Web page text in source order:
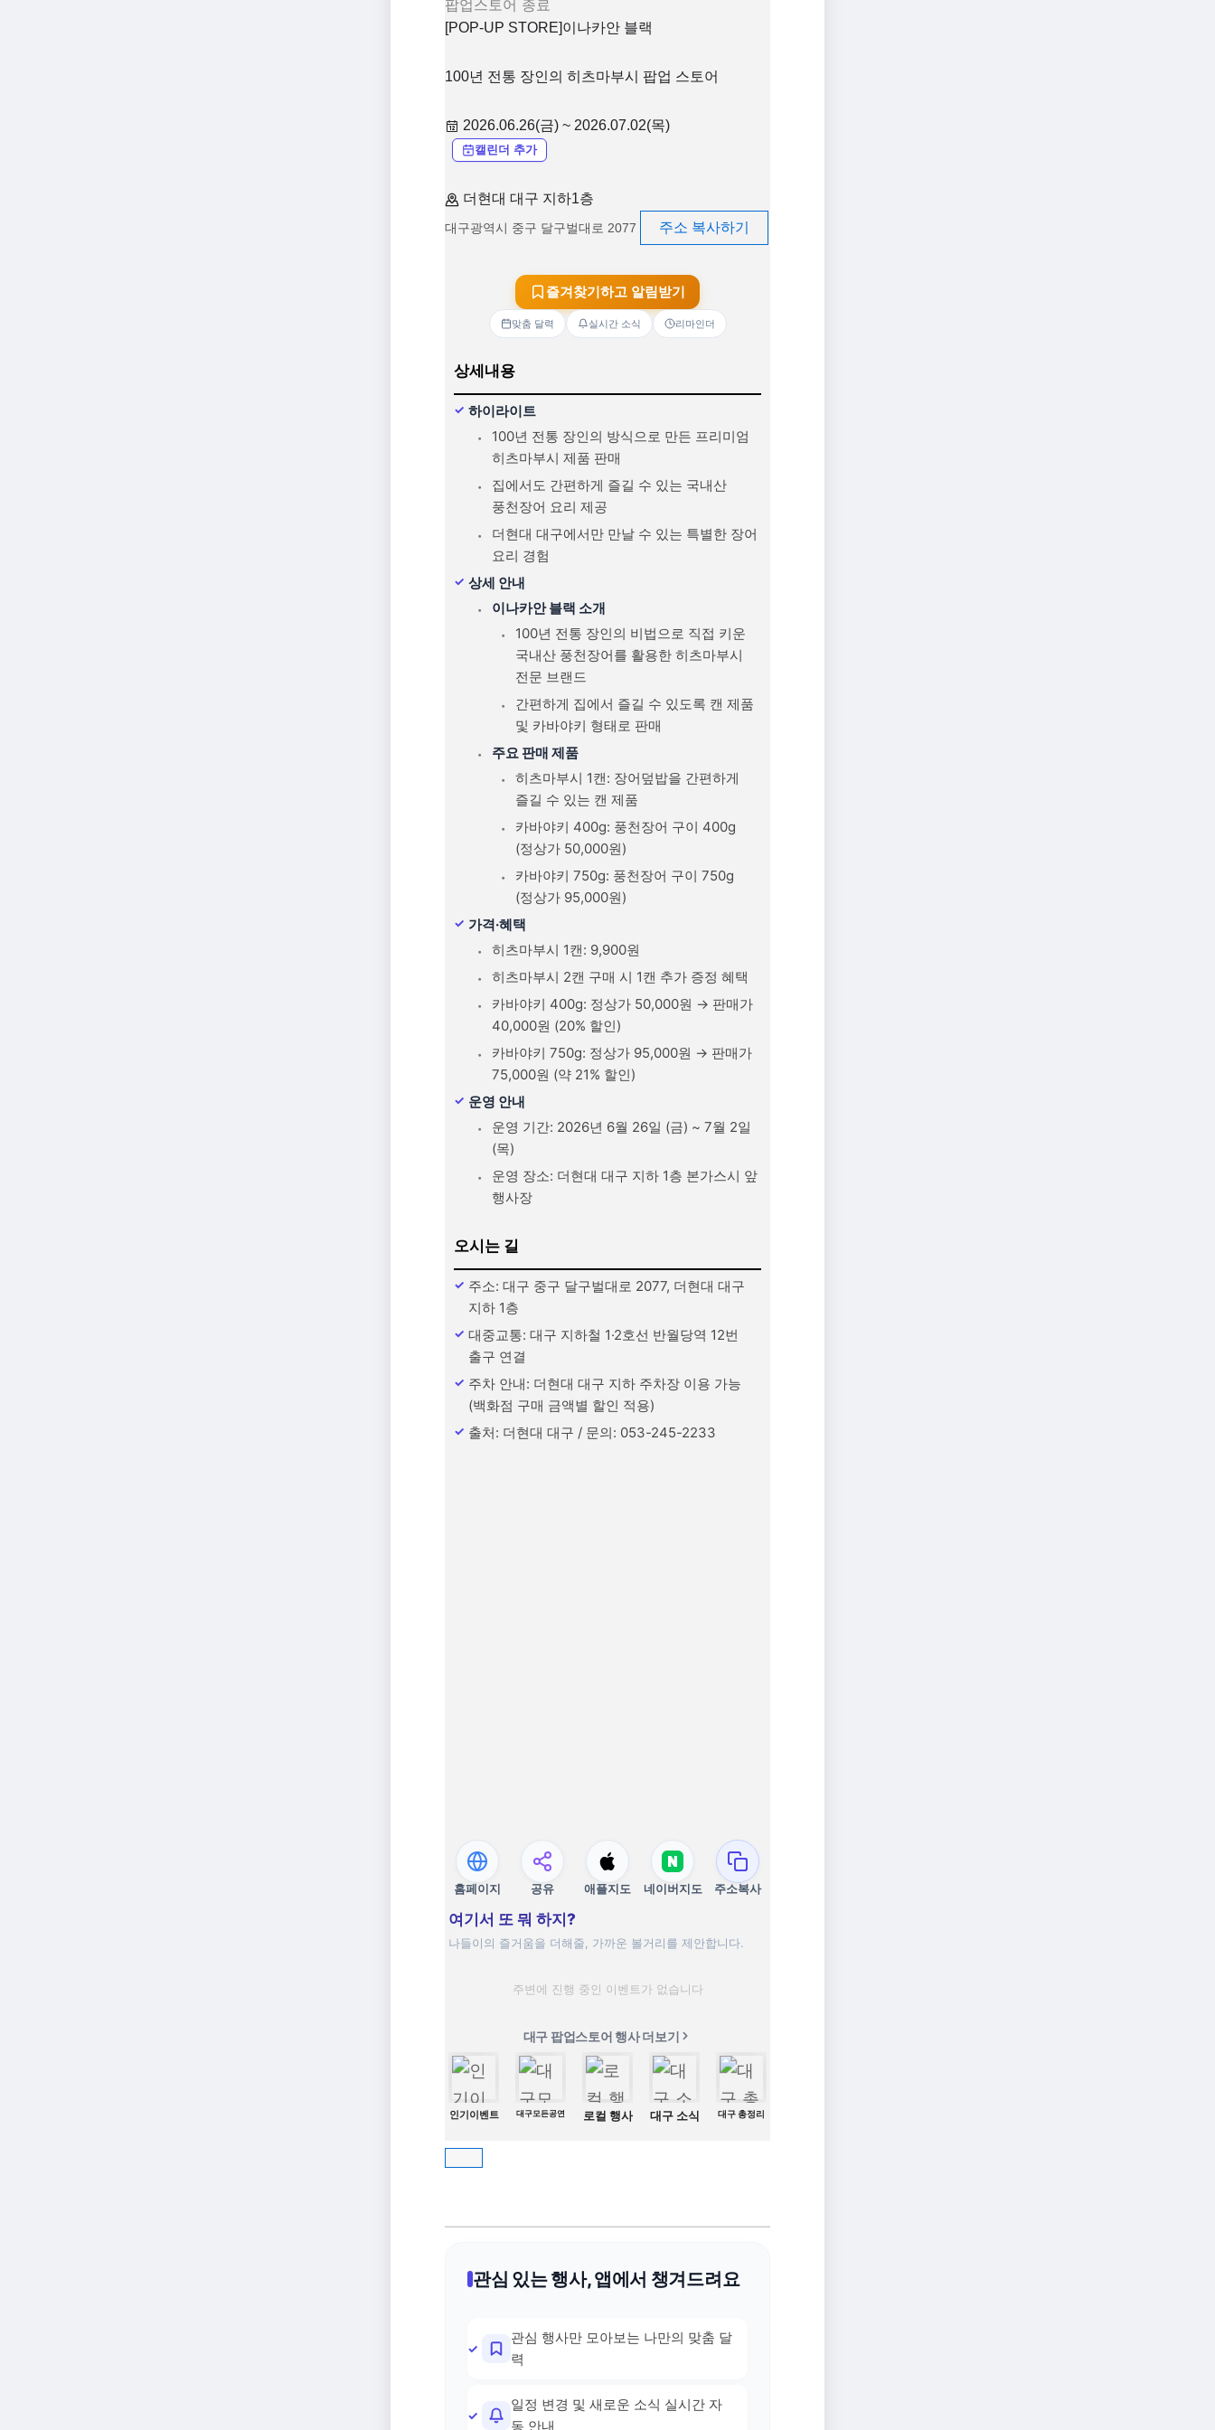
팝업스토어 종료
[POP-UP STORE]이나카안 블랙
100년 전통 장인의 히츠마부시 팝업 스토어
2026.06.26(금) ~ 2026.07.02(목)
캘린더 추가
더현대 대구 지하1층
대구광역시 중구 달구벌대로 2077 주소 복사하기
즐겨찾기하고 알림받기
맞춤 달력 실시간 소식 리마인더
상세내용
하이라이트
100년 전통 장인의 방식으로 만든 프리미엄
히츠마부시 제품 판매
집에서도 간편하게 즐길 수 있는 국내산
풍천장어 요리 제공
더현대 대구에서만 만날 수 있는 특별한 장어
요리 경험
상세 안내
이나카안 블랙 소개
100년 전통 장인의 비법으로 직접 키운
국내산 풍천장어를 활용한 히츠마부시
전문 브랜드
간편하게 집에서 즐길 수 있도록 캔 제품
및 카바야키 형태로 판매
주요 판매 제품
히츠마부시 1캔: 장어덮밥을 간편하게
즐길 수 있는 캔 제품
카바야키 400g: 풍천장어 구이 400g
(정상가 50,000원)
카바야키 750g: 풍천장어 구이 750g
(정상가 95,000원)
가격·혜택
히츠마부시 1캔: 9,900원
히츠마부시 2캔 구매 시 1캔 추가 증정 혜택
카바야키 400g: 정상가 50,000원 → 판매가
40,000원 (20% 할인)
카바야키 750g: 정상가 95,000원 → 판매가
75,000원 (약 21% 할인)
운영 안내
운영 기간: 2026년 6월 26일 (금) ~ 7월 2일
(목)
운영 장소: 더현대 대구 지하 1층 본가스시 앞
행사장
오시는 길
주소: 대구 중구 달구벌대로 2077, 더현대 대구
지하 1층
대중교통: 대구 지하철 1·2호선 반월당역 12번
출구 연결
주차 안내: 더현대 대구 지하 주차장 이용 가능
(백화점 구매 금액별 할인 적용)
출처: 더현대 대구 / 문의: 053-245-2233
홈페이지 공유 애플지도 네이버지도 주소복사
여기서 또 뭐 하지?
나들이의 즐거움을 더해줄, 가까운 볼거리를 제안합니다.
주변에 진행 중인 이벤트가 없습니다
대구 팝업스토어 행사 더보기
인기이벤트 대구모든공연 로컬 행사 대구 소식 대구 총정리
관심 있는 행사, 앱에서 챙겨드려요
관심 행사만 모아보는 나만의 맞춤 달
력
일정 변경 및 새로운 소식 실시간 자
동 안내